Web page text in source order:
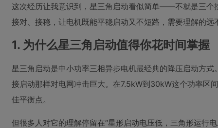
这次经历让我意识到，星三角启动看似简单——不就是三个
接对、接稳，让电机既能平稳启动又不短路，需要理解的远
1. 为什么星三角启动值得你花时间掌握
星三角启动是中小功率三相异步电机最经典的降压启动方
接启动那样对电网冲击巨大。在7.5kW到30kW这个功率区
佳平衡点。
但很多人对它的理解停留在“星形启动电压低，三角形运行